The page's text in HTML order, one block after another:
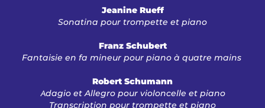
Jeanine Rueff
Sonatina pour trompette et piano
Franz Schubert
Fantaisie en fa mineur pour piano à quatre mains
Robert Schumann
Adagio et Allegro pour violoncelle et piano